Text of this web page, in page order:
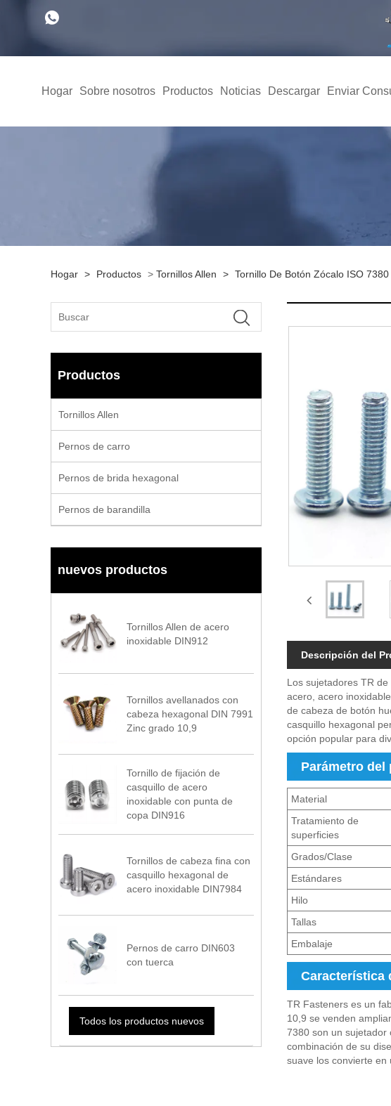
Hogar Sobre nosotros Productos Noticias Descargar Enviar
Hogar > Productos > Tornillos Allen > Tornillo De Botón Zócalo ISO
Productos
Tornillos Allen
Pernos de carro
Pernos de brida hexagonal
Pernos de barandilla
nuevos productos
Tornillos Allen de acero
inoxidable DIN912
Tornillos avellanados con
cabeza hexagonal DIN 7991
Zinc grado 10,9
Tornillo de fijación de
casquillo de acero
inoxidable con punta de
copa DIN916
Tornillos de cabeza fina con
casquillo hexagonal de
acero inoxidable DIN7984
Pernos de carro DIN603
con tuerca
Todos los productos nuevos
Descripción del
Los sujetadores TR
acero, acero
de cabeza de botón
casquillo hexagonal
opción popular para
Parámetro
Material
Tratamiento de
superficies
Grados/Clase
Estándares
Hilo
Tallas
Embalaje
Característica
TR Fasteners es un
10,9 se venden
7380 son un sujetador
combinación de su
suave los convierte en